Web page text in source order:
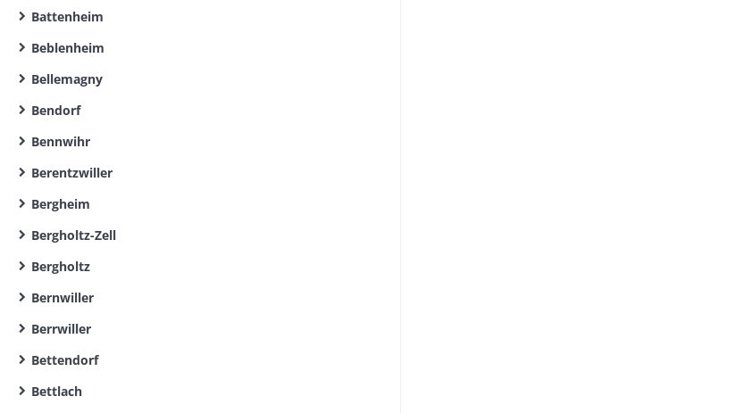
Battenheim
Beblenheim
Bellemagny
Bendorf
Bennwihr
Berentzwiller
Bergheim
Bergholtz-Zell
Bergholtz
Bernwiller
Berrwiller
Bettendorf
Bettlach